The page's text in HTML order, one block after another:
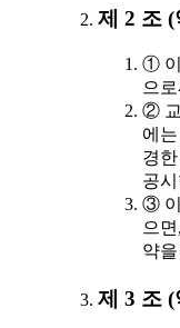
제 2 조
① 이
으
② 교
에
경
공
③ 이
으
약
제 3 조